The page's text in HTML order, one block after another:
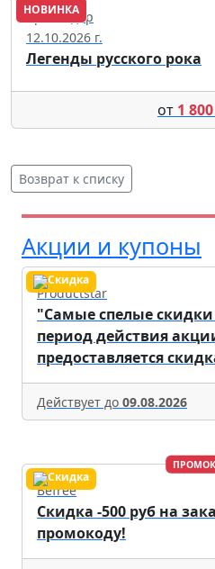
НОВИНКА
Краснодар
12.10.2026 г.
Легенды русского рока
от 1 800
Возврат к списку
Акции и купоны
Productstar
"Самые спелые
период действия
предоставляется
Действует до 09.08.2026
Befree
Скидка -500 руб на
промокоду!